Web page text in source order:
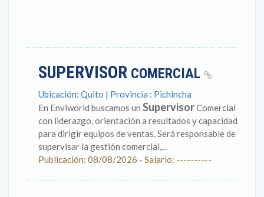
SUPERVISOR COMERCIAL
Ubicación: Quito | Provincia : Pichincha
En Enviworld buscamos un SupervisorComercial
con liderazgo, orientación a resultados y capacidad
para dirigir equipos de ventas. Será responsable de
supervisar la gestión comercial,...
Publicación: 08/08/2026 - Salario: ----------